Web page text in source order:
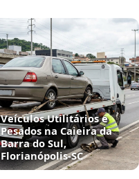
Veículos Utilitários e
Pesados na Caieira da
Barra do Sul,
Florianópolis‑SC